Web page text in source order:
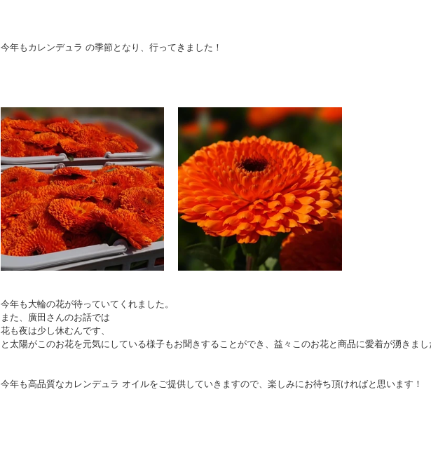
今年もカレンデュラ の季節となり、行ってきました！
今年も大輪の花が待っていてくれました。
また、廣田さんのお話では
花も夜は少し休むんです、
と太陽がこのお花を元気にしている様子もお聞きすることができ、益々このお花と商品に愛着が湧きまし
今年も高品質なカレンデュラ オイルをご提供していきますので、楽しみにお待ち頂ければと思います！